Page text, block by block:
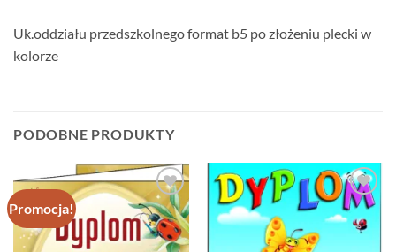
Uk.oddziału przedszkolnego format b5 po złożeniu plecki w
kolorze
PODOBNE PRODUKTY
Promocja!
Dodaj do
ulubionych
Dodaj do
ulubionych